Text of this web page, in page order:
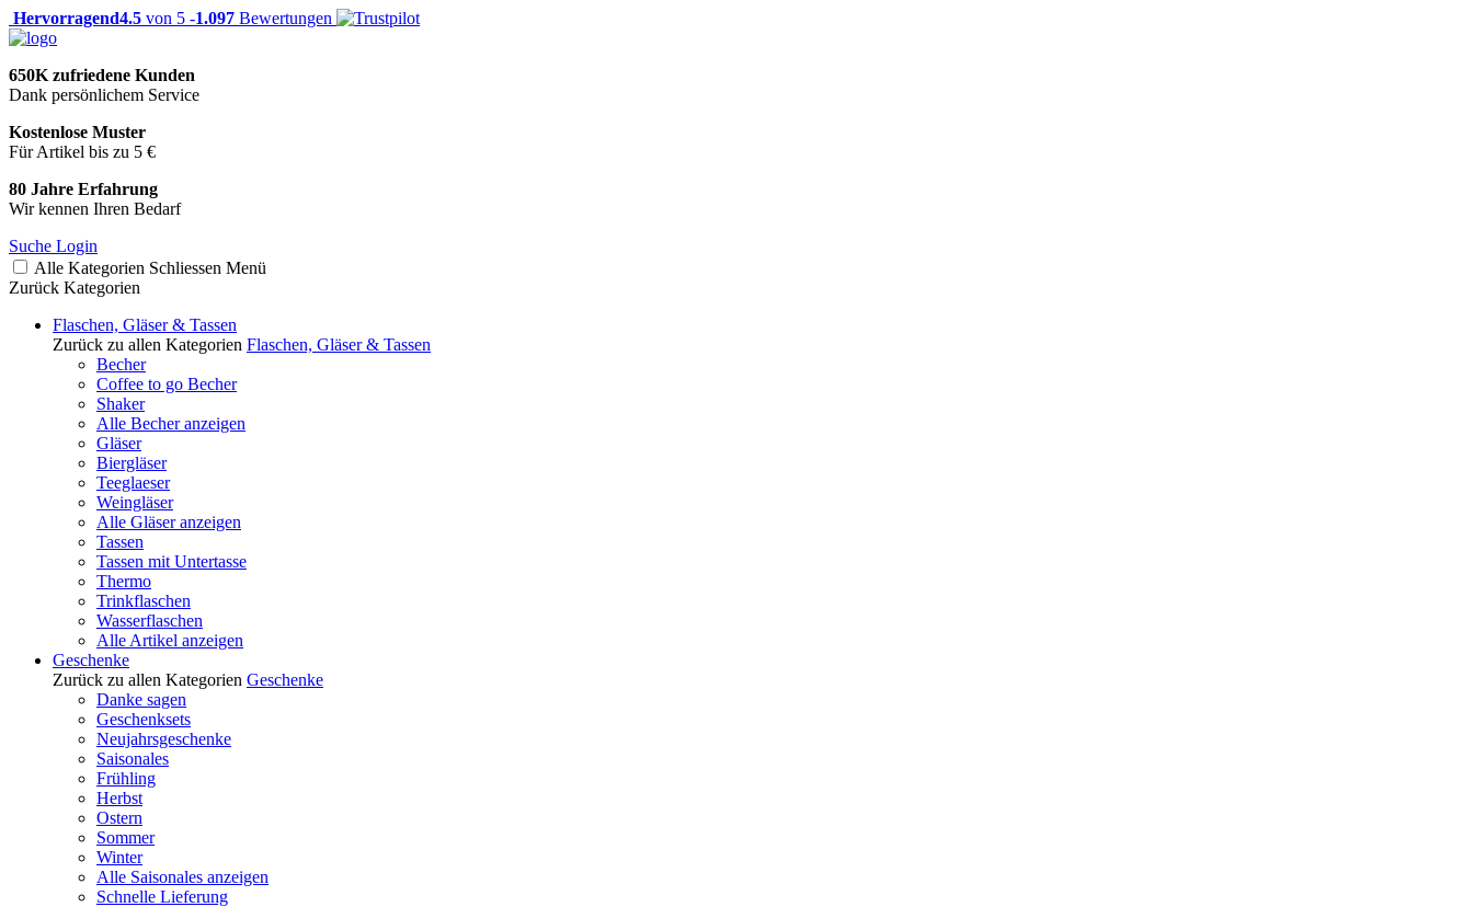
Hervorragend4.5 von 5 -1.097 Bewertungen
650K zufriedene Kunden
Dank persönlichem Service
Kostenlose Muster
Für Artikel bis zu 5 €
80 Jahre Erfahrung
Wir kennen Ihren Bedarf
Suche Login
Alle Kategorien Schliessen Menü
Zurück Kategorien
Flaschen, Gläser & Tassen
Zurück zu allen Kategorien Flaschen, Gläser & Tassen
Becher
Coffee to go Becher
Shaker
Alle Becher anzeigen
Gläser
Biergläser
Teeglaeser
Weingläser
Alle Gläser anzeigen
Tassen
Tassen mit Untertasse
Thermo
Trinkflaschen
Wasserflaschen
Alle Artikel anzeigen
Geschenke
Zurück zu allen Kategorien Geschenke
Danke sagen
Geschenksets
Neujahrsgeschenke
Saisonales
Frühling
Herbst
Ostern
Sommer
Winter
Alle Saisonales anzeigen
Schnelle Lieferung